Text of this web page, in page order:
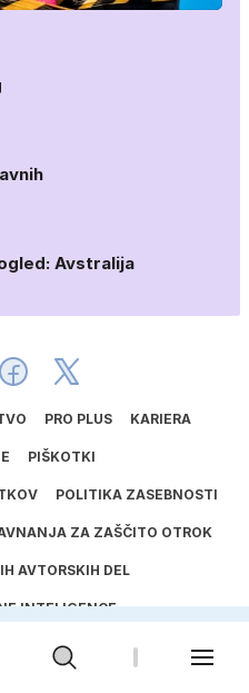
Avstralija
PRO PLUS KARIERA
PIŠKOTKI
POLITIKA ZASEBNOSTI
ZA ZAŠČITO OTROK
AVTORSKIH DEL
INTELIGENCE